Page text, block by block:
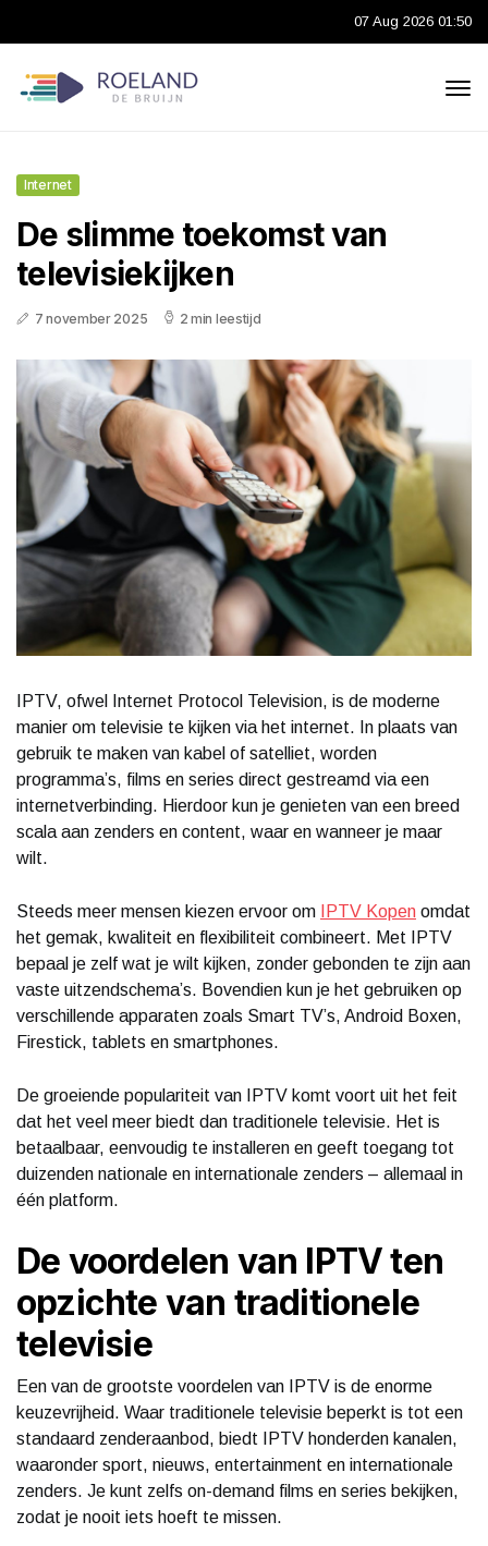
07 Aug 2026 01:50
Internet
De slimme toekomst van
televisiekijken
7 november 2025 2 min leestijd
IPTV, ofwel Internet Protocol Television, is de moderne
manier om televisie te kijken via het internet. In plaats van
gebruik te maken van kabel of satelliet, worden
programma’s, films en series direct gestreamd via een
internetverbinding. Hierdoor kun je genieten van een breed
scala aan zenders en content, waar en wanneer je maar
wilt.
Steeds meer mensen kiezen ervoor om IPTV Kopen omdat
het gemak, kwaliteit en flexibiliteit combineert. Met IPTV
bepaal je zelf wat je wilt kijken, zonder gebonden te zijn aan
vaste uitzendschema’s. Bovendien kun je het gebruiken op
verschillende apparaten zoals Smart TV’s, Android Boxen,
Firestick, tablets en smartphones.
De groeiende populariteit van IPTV komt voort uit het feit
dat het veel meer biedt dan traditionele televisie. Het is
betaalbaar, eenvoudig te installeren en geeft toegang tot
duizenden nationale en internationale zenders – allemaal in
één platform.
De voordelen van IPTV ten
opzichte van traditionele
televisie
Een van de grootste voordelen van IPTV is de enorme
keuzevrijheid. Waar traditionele televisie beperkt is tot een
standaard zenderaanbod, biedt IPTV honderden kanalen,
waaronder sport, nieuws, entertainment en internationale
zenders. Je kunt zelfs on-demand films en series bekijken,
zodat je nooit iets hoeft te missen.